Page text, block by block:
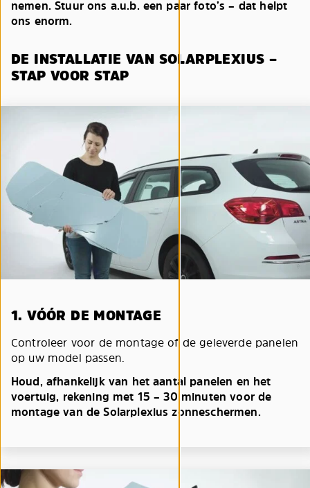
nemen. Stuur ons a.u.b. een paar foto’s – dat helpt
ons enorm.
DE INSTALLATIE VAN SOLARPLEXIUS –
STAP VOOR STAP
1. VÓÓR DE MONTAGE
Controleer voor de montage of de geleverde panelen
op uw model passen.
Houd, afhankelijk van het aantal panelen en het
voertuig, rekening met 15 – 30 minuten voor de
montage van de Solarplexius zonneschermen.